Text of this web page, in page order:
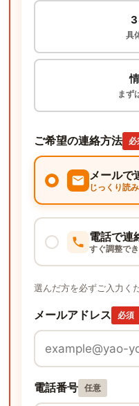
具
まず
ご希望の連絡方法 必
メールで
じっくり読
電話で連
すぐ調整で
選んだ方を必ずご入力く
メールアドレス 必須
電話番号 任意